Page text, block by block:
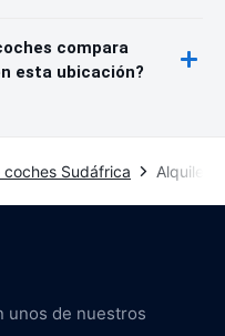
compara
esta ubicación?
coches Sudáfrica Alquiler
unos de nuestros